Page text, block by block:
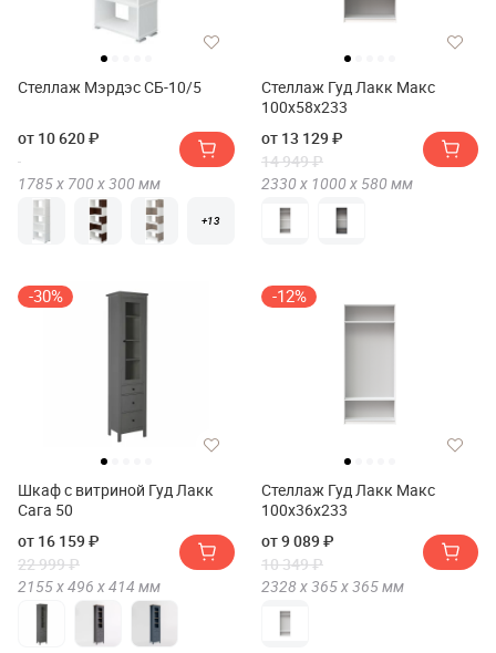
Стеллаж Мэрдэс СБ-10/5
от 10 620 ₽
1785 х 700 х300 мм
+13
Стеллаж Гуд Лакк Макс
100х58х233
от 13 129 ₽
14 949 ₽
2330 х 1000 х 580 мм
-30%
Шкаф с витриной Гуд Лакк
Сага 50
от 16 159 ₽
22 999 ₽
2155 х496 х414 мм
-12%
Стеллаж Гуд Лакк Макс
100х36х233
от 9 089 ₽
10 349 ₽
2328 х365 х365мм